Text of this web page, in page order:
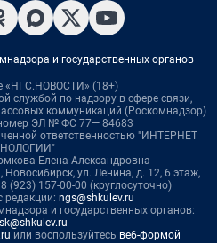
и государственных органов
«НГС.НОВОСТИ» (18+)
службой по надзору в сфере связи,
коммуникаций (Роскомнадзор)
ЭЛ № ФС 77— 84683
ответственностью "ИНТЕРНЕТ
Елена Александровна
ул. Ленина, д. 12, 6 этаж,
(923) 157-00-00 (круглосуточно)
редакции: ngs@shkulev.ru
и государственных органов:
или воспользуйтесь веб-формой